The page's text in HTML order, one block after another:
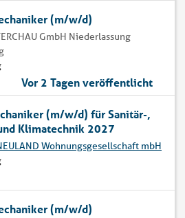
(m/w/d)
GmbH Niederlassung
Vor 2 Tagen veröffentlicht
(m/w/d) für Sanitär-,
Klimatechnik 2027
Wohnungsgesellschaft mbH
(m/w/d)